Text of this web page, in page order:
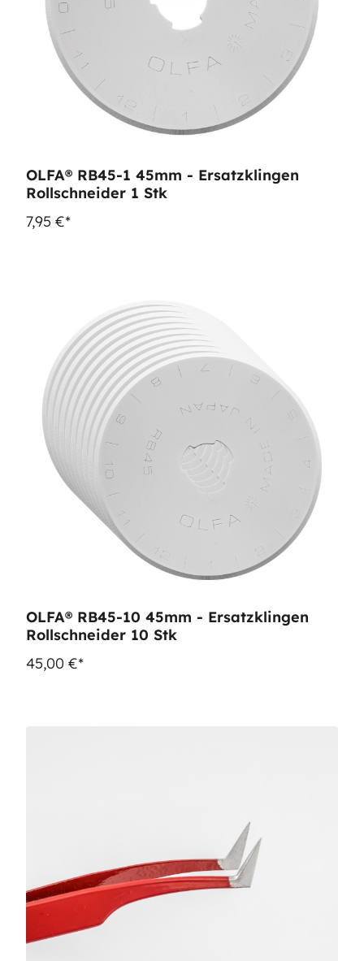
OLFA® RB45-1 45mm - Ersatzklingen
Rollschneider 1 Stk
7,95 €*
OLFA® RB45-10 45mm - Ersatzklingen
Rollschneider 10 Stk
45,00 €*